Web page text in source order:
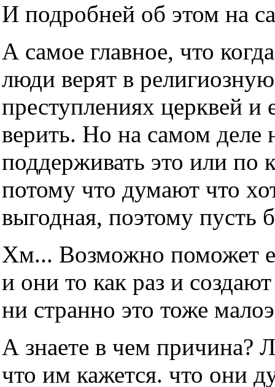
И подробней об этом на
А самое главное, что
люди верят в
преступлениях церквей и
верить. Но на самом деле
поддерживать это или по
потому что думают что
выгодная, поэтому пусть
Хм... Возможно поможет
и они то как раз и
ни странно это тоже
А знаете в чем причина?
что им кажется. что они